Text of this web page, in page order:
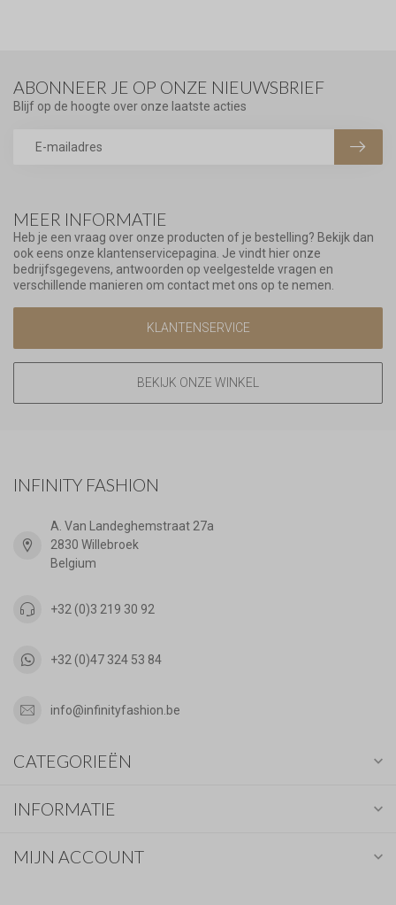
MEER INFORMATIE
Heb je een vraag over onze producten of je bestelling? Bekijk dan
ook eens onze klantenservicepagina. Je vindt hier onze
bedrijfsgegevens, antwoorden op veelgestelde vragen en
verschillende manieren om contact met ons op te nemen.
KLANTENSERVICE
BEKIJK ONZE WINKEL
ABONNEER JE OP ONZE NIEUWSBRIEF
Blijf op de hoogte over onze laatste acties
INFINITY FASHION
A. Van Landeghemstraat 27a
2830 Willebroek
Belgium
+32 (0)3 219 30 92
+32 (0)47 324 53 84
info@infinityfashion.be
CATEGORIEËN
INFORMATIE
MIJN ACCOUNT